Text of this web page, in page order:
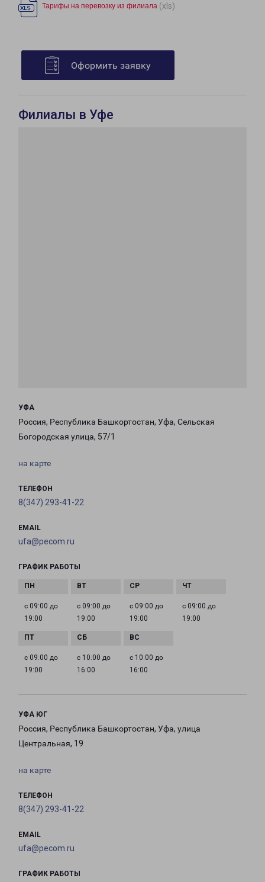
Тарифы на перевозку из филиала (xls)
Оформить заявку
Филиалы в Уфе
УФА
Россия, Республика Башкортостан, Уфа, Сельская
Богородская улица, 57/1
на карте
ТЕЛЕФОН
8(347) 293-41-22
EMAIL
ufa@pecom.ru
ГРАФИК РАБОТЫ
с 09:00 до
19:00
с 09:00 до
19:00
с 09:00 до
19:00
с 09:00 до
19:00
с 09:00 до
19:00
с 10:00 до
16:00
с 10:00 до
16:00
УФА ЮГ
Россия, Республика Башкортостан, Уфа, улица
Центральная, 19
на карте
ТЕЛЕФОН
8(347) 293-41-22
EMAIL
ufa@pecom.ru
ГРАФИК РАБОТЫ